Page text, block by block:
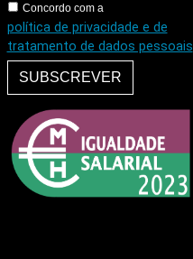
Concordo com a
política de privacidade e de
tratamento de dados pessoais
SUBSCREVER